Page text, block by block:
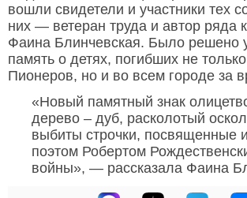
вошли свидетели и участники тех
них — ветеран труда и автор ряда
Фаина Блинчевская. Было решено
память о детях, погибших не
Пионеров, но и во всем городе за
«Новый памятный знак
дерево – дуб, расколотый
выбиты строчки, посвященные
поэтом Робертом
войны», — рассказала Фаина